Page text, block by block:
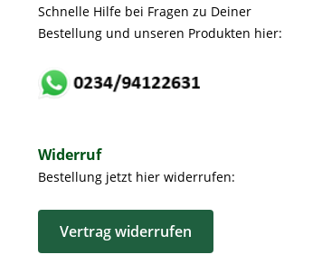
Schnelle Hilfe bei Fragen zu Deiner
Bestellung und unseren Produkten hier:
Widerruf
Bestellung jetzt hier widerrufen:
Vertrag widerrufen